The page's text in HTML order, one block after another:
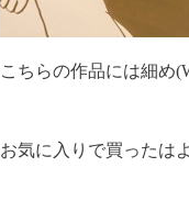
こちらの作品には細め
お気に入りで買ったは